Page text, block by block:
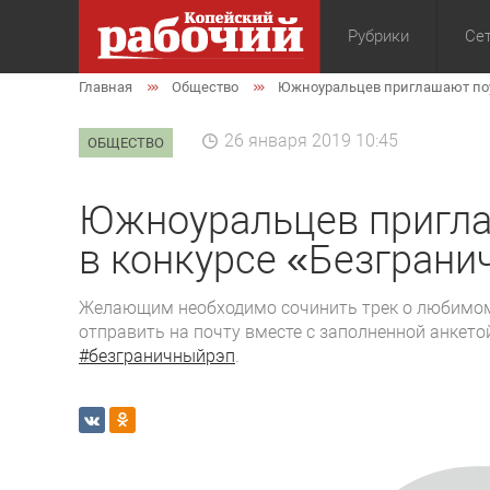
Рубрики
Общество
Главная Общество Южноуральцев приглашают
ОБЩЕСТВО 26 января 2019 10:45
Южноуральцев
в конкурсе
Желающим необходимо сочинить трек о любимом
отправить на почту вместе с заполненной
#безграничныйрэп.